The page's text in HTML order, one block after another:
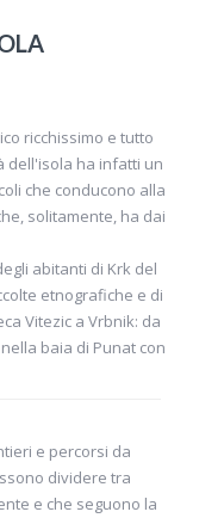
"spiaggia"
Porat
famiglie
ci
ricchissimo e tutto
dell'isola ha infatti un
che conducono alla
solitamente, ha dai
abitanti di Krk del
etnografiche e di
Vitezic a Vrbnik: da
baia di Punat con
e percorsi da
dividere tra
e che seguono la